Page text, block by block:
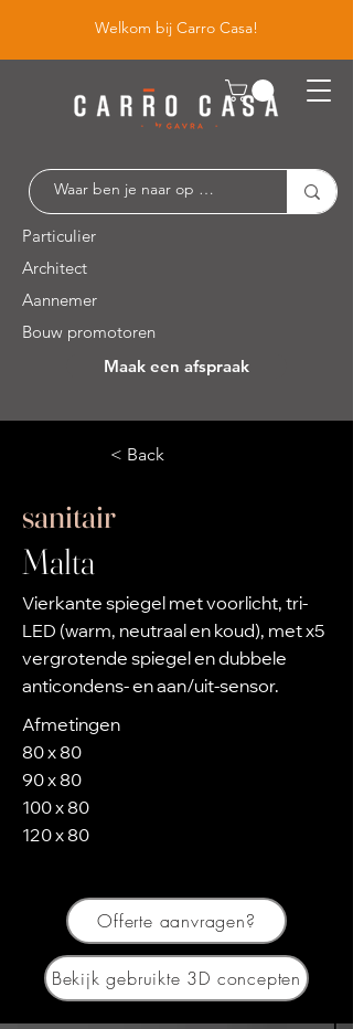
Welkom bij Carro Casa!
Particulier
Architect
Aannemer
Bouw promotoren
Maak een afspraak
Leuvensesteenweg 526 / 1930 Zaventem
< Back
sanitair
Malta
Vierkante spiegel met voorlicht, tri-
LED (warm, neutraal en koud), met x5
vergrotende spiegel en dubbele
anticondens- en aan/uit-sensor.
Afmetingen
80 x 80
90 x 80
100 x 80
120 x 80
Offerte aanvragen?
Bekijk gebruikte 3D concepten